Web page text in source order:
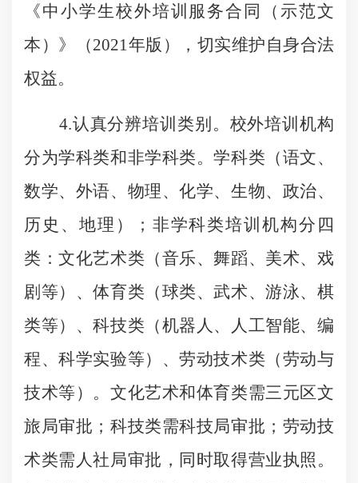
《中小学生校外培训服务合同（示范文
本）》（2021年版），切实维护自身合法
权益。
4.认真分辨培训类别。校外培训机构
分为学科类和非学科类。学科类（语文、
数学、外语、物理、化学、生物、政治、
历史、地理）；非学科类培训机构分四
类：文化艺术类（音乐、舞蹈、美术、戏
剧等）、体育类（球类、武术、游泳、棋
类等）、科技类（机器人、人工智能、编
程、科学实验等）、劳动技术类（劳动与
技术等）。文化艺术和体育类需三元区文
旅局审批；科技类需科技局审批；劳动技
术类需人社局审批，同时取得营业执照。